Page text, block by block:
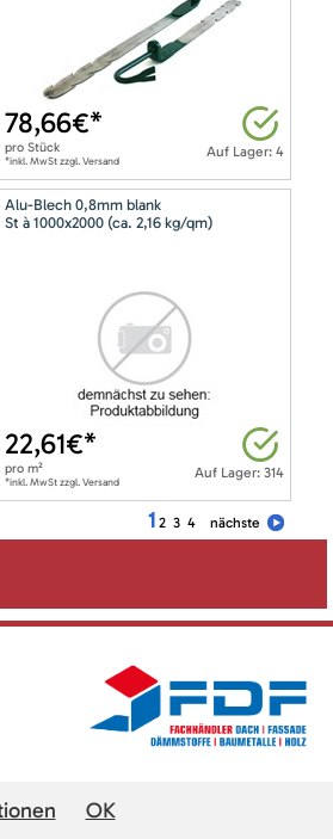
Auf Lager: 4
78,66€*
proStück
*inkl. MwSt zzgl. Versand
Alu-Blech 0,8mm blank
St à 1000x2000 (ca. 2,16 kg/qm)
Auf Lager: 314
22,61€*
prom²
*inkl. MwSt zzgl. Versand
1 2 3 4 nächste
OK